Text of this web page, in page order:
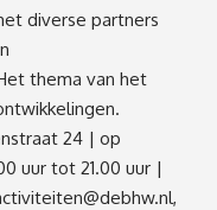
diverse partners
thema van het
24 | op
uur tot 21.00 uur |
,